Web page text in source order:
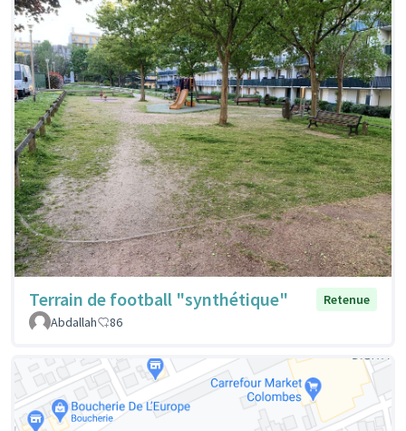
Terrain de football "synthétique"
Retenue
Abdallah
86